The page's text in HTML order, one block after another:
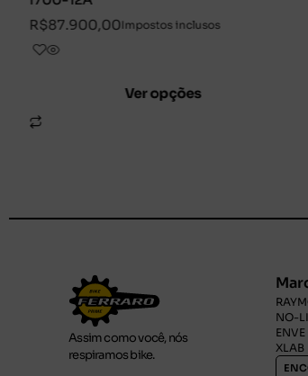
Impostos inclusos
R$
Assim como você, nós
respiramos bike.
NO-
ENVE
XLAB